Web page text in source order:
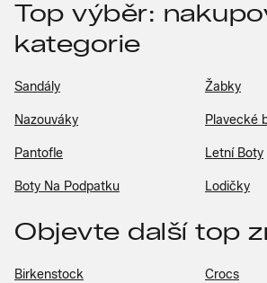
Top výběr:
kategorie
Sandály Žabky
Nazouváky Plavecké
Pantofle Letní Boty
Boty Na Podpatku Lodičky
Objevte další top
Birkenstock Crocs